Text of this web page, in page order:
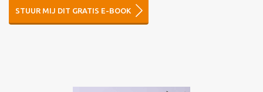
STUUR MIJ DIT GRATIS E-BOOK